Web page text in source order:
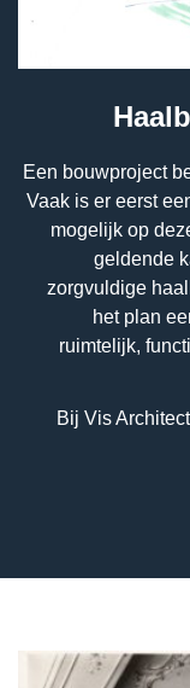
Een bouwproject
Vaak is er eerst
mogelijk op
geldende
zorgvuldige
het plan
ruimtelijk,
Bij Vis